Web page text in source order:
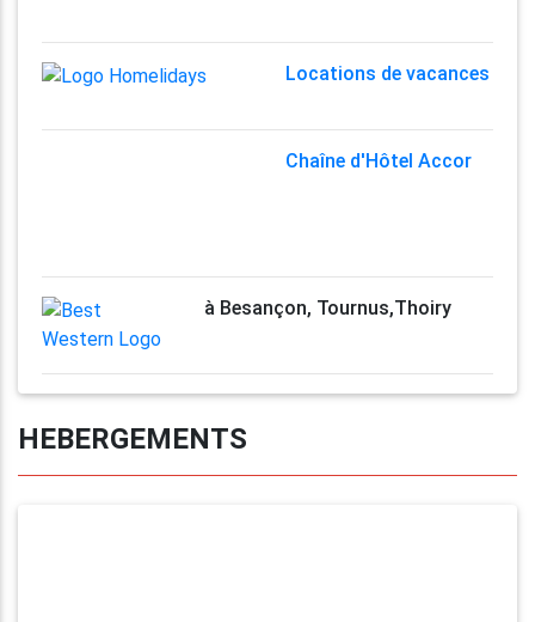
Locations de vacances
Chaîne d'Hôtel Accor
à Besançon, Tournus,Thoiry
HEBERGEMENTS